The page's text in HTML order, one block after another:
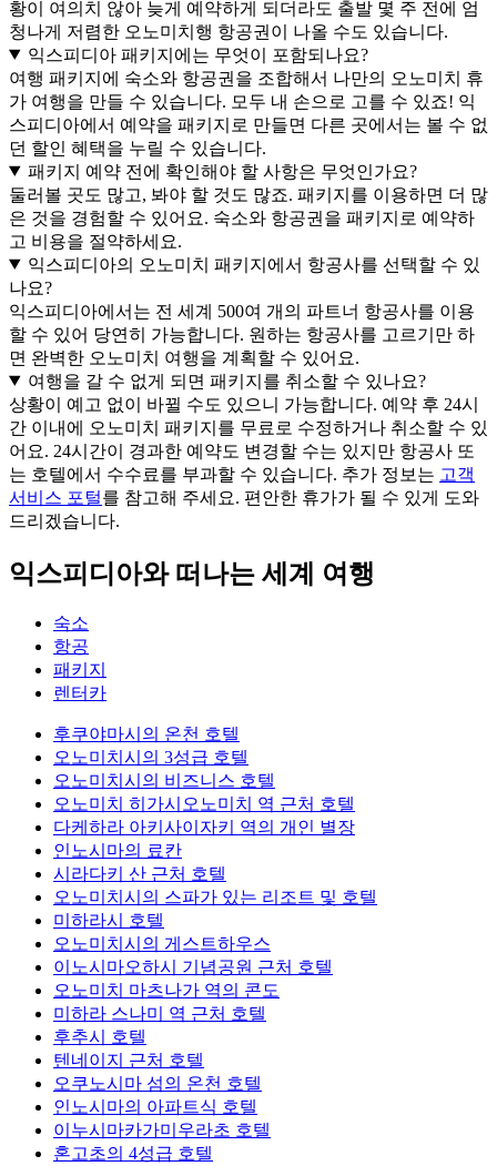
황이 여의치 않아 늦게 예약하게 되더라도 출발 몇 주 전에 엄
청나게 저렴한 오노미치행 항공권이 나올 수도 있습니다.
익스피디아 패키지에는 무엇이 포함되나요?
여행 패키지에 숙소와 항공권을 조합해서 나만의 오노미치 휴
가 여행을 만들 수 있습니다. 모두 내 손으로 고를 수 있죠! 익
스피디아에서 예약을 패키지로 만들면 다른 곳에서는 볼 수 없
던 할인 혜택을 누릴 수 있습니다.
패키지 예약 전에 확인해야 할 사항은 무엇인가요?
둘러볼 곳도 많고, 봐야 할 것도 많죠. 패키지를 이용하면 더 많
은 것을 경험할 수 있어요. 숙소와 항공권을 패키지로 예약하
고 비용을 절약하세요.
익스피디아의 오노미치 패키지에서 항공사를 선택할 수 있
나요?
익스피디아에서는 전 세계 500여 개의 파트너 항공사를 이용
할 수 있어 당연히 가능합니다. 원하는 항공사를 고르기만 하
면 완벽한 오노미치 여행을 계획할 수 있어요.
여행을 갈 수 없게 되면 패키지를 취소할 수 있나요?
상황이 예고 없이 바뀔 수도 있으니 가능합니다. 예약 후 24시
간 이내에 오노미치 패키지를 무료로 수정하거나 취소할 수 있
어요. 24시간이 경과한 예약도 변경할 수는 있지만 항공사 또
는 호텔에서 수수료를 부과할 수 있습니다. 추가 정보는 고객
서비스 포털를 참고해 주세요. 편안한 휴가가 될 수 있게 도와
드리겠습니다.
익스피디아와 떠나는 세계 여행
숙소
항공
패키지
렌터카
후쿠야마시의 온천 호텔
오노미치시의 3성급 호텔
오노미치시의 비즈니스 호텔
오노미치 히가시오노미치 역 근처 호텔
다케하라 아키사이자키 역의 개인 별장
인노시마의 료칸
시라다키 산 근처 호텔
오노미치시의 스파가 있는 리조트 및 호텔
미하라시 호텔
오노미치시의 게스트하우스
이노시마오하시 기념공원 근처 호텔
오노미치 마츠나가 역의 콘도
미하라 스나미 역 근처 호텔
후추시 호텔
텐네이지 근처 호텔
오쿠노시마 섬의 온천 호텔
인노시마의 아파트식 호텔
이누시마카가미우라초 호텔
혼고초의 4성급 호텔